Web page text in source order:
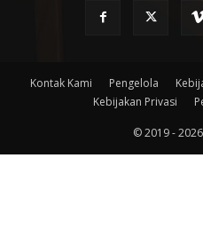
Kontak Kami Pengelola
Kebijakan Privasi
© 2019 - 2026